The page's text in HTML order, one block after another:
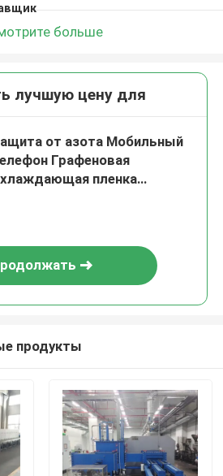
больше
лучшую цену для
от азота Мобильный
Графеновая
пленка
продукты